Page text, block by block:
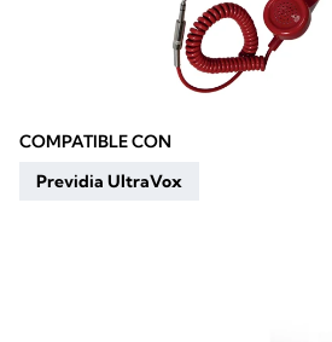
COMPATIBLE CON
Previdia UltraVox